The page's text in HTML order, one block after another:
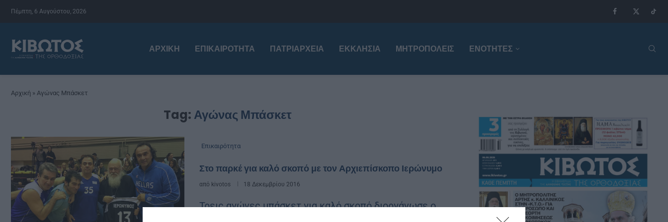
Πέμπτη, 6 Αυγούστου, 2026
ΑΡΧΙΚΉ ΕΠΙΚΑΙΡΌΤΗΤΑ ΠΑΤΡΙΑΡΧΕΊΑ ΕΚΚΛΗΣΊΑ ΜΗΤΡΟΠΌΛΕΙΣ ΕΝΟΤΗΤΕΣ
Αρχική » Αγώνας Μπάσκετ
Tag: Αγώνας Μπάσκετ
Επικαιρότητα
Στο παρκέ για καλό σκοπό με τον Αρχιεπίσκοπο Ιερώνυμο
από kivotos 18 Δεκεμβρίου 2016
Τρεις αγώνες μπάσκετ για καλό σκοπό διοργάνωσε ο